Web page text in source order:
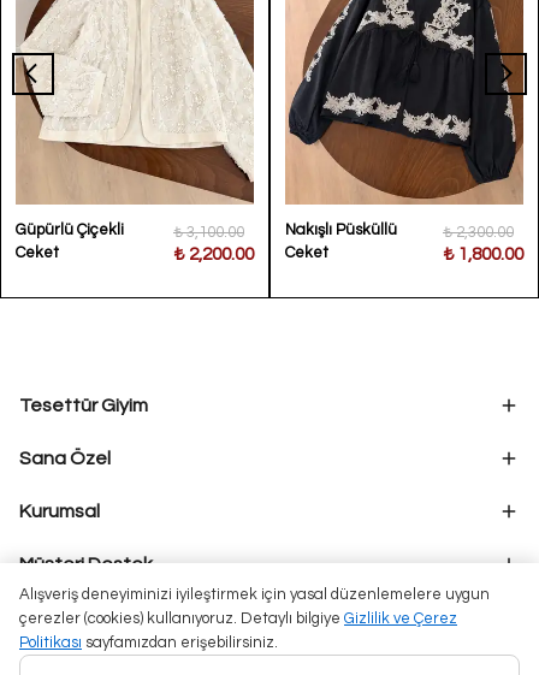
Alışveriş deneyiminizi iyileştirmek için yasal düzenlemelere uygun
çerezler (cookies) kullanıyoruz. Detaylı bilgiye Gizlilik ve Çerez
Politikası sayfamızdan erişebilirsiniz.
Güpürlü Çiçekli
Ceket
₺ 3,100.00
₺ 2,200.00
Nakışlı Püsküllü
Ceket
₺ 2,300.00
₺ 1,800.00
Tesettür Giyim
Sana Özel
Kurumsal
Müşteri Destek